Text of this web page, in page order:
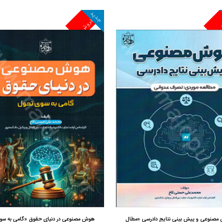
مشاهده و خرید مشاهده و خرید
و پیش بینی نتایج دادرسی «مطال
پرفروش
جدید
هوش مصنوعی در دنیای حقوق «گامی به